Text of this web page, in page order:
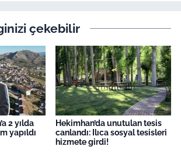
çekebilir
2 yılda
yapıldı
Hekimhan’da unutulan tesis
canlandı: Ilıca sosyal tesisleri
hizmete girdi!